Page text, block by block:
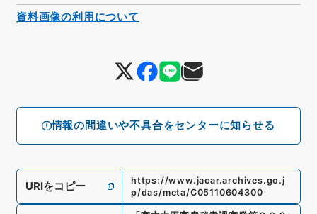
情報の間違いや不具合をセンターに知らせる
URIをコピー
https://www.jacar.archives.go.j
p/das/meta/C05110604300
資料画像の利用について